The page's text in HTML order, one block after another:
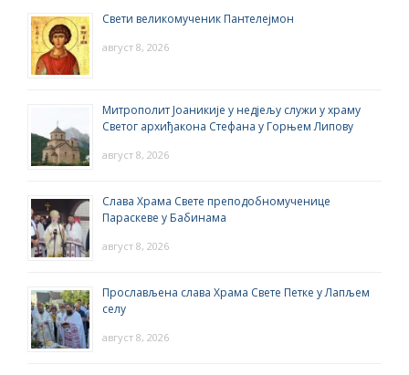
Свети великомученик Пантелејмон
август 8, 2026
Митрополит Јоаникије у недјељу служи у храму
Светог архиђакона Стефана у Горњем Липову
август 8, 2026
Слава Храма Свете преподобномученице
Параскеве у Бабинама
август 8, 2026
Прослављена слава Храма Свете Петке у Лапљем
селу
август 8, 2026